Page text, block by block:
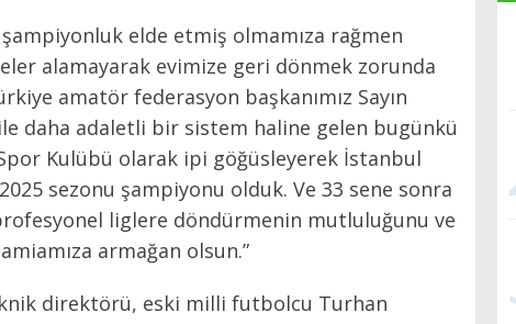
elde etmiş olmamıza rağmen
alamayarak evimize geri dönmek zorunda
amatör federasyon başkanımız Sayın
daha adaletli bir sistem haline gelen bugünkü
Kulübü olarak ipi göğüsleyerek İstanbul
sezonu şampiyonu olduk. Ve 33 sene sonra
liglere döndürmenin mutluluğunu ve
armağan olsun.”
direktörü, eski milli futbolcu Turhan